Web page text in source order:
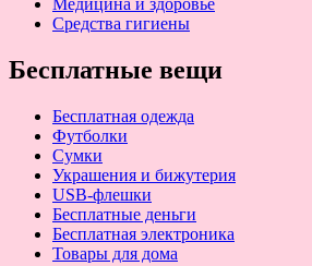
Медицина и здоровье
Средства гигиены
Бесплатные вещи
Бесплатная одежда
Футболки
Сумки
Украшения и бижутерия
USB-флешки
Бесплатные деньги
Бесплатная электроника
Товары для дома